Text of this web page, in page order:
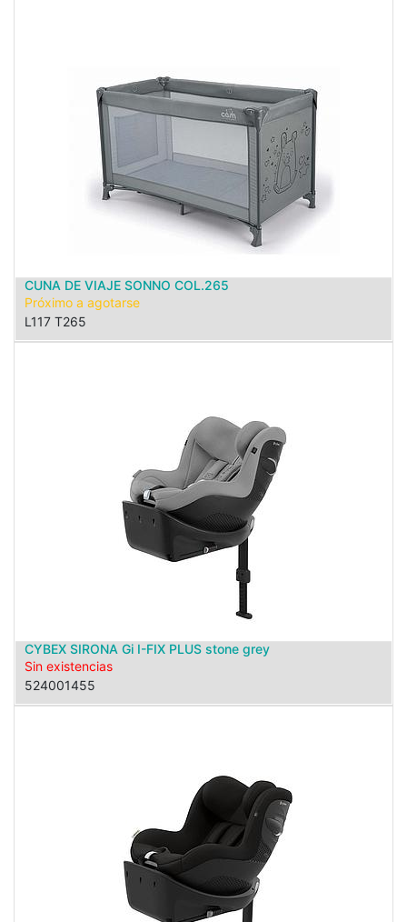
CUNA DE VIAJE SONNO COL.265
Próximo a agotarse
L117 T265
CYBEX SIRONA Gi I-FIX PLUS stone grey
Sin existencias
524001455